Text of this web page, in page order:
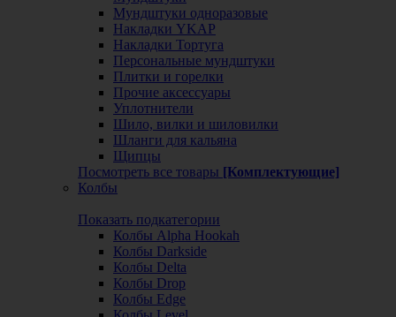
Мундштуки одноразовые
Накладки YKAP
Накладки Тортуга
Персональные мундштуки
Плитки и горелки
Прочие аксессуары
Уплотнители
Шило, вилки и шиловилки
Шланги для кальяна
Щипцы
Посмотреть все товары [Комплектующие]
Колбы
Показать подкатегории
Колбы Alpha Hookah
Колбы Darkside
Колбы Delta
Колбы Drop
Колбы Edge